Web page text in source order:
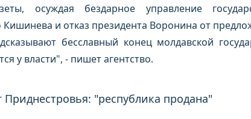
осуждая бездарное управление
и отказ президента Воронина от
бесславный конец молдавской
у власти", - пишет агентство.
Приднестровья: "республика продана"